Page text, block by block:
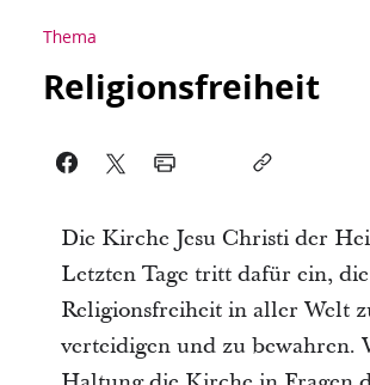
Thema
Religionsfreiheit
Die Kirche Jesu Christi der
Letzten Tage tritt dafür ein, die
Religionsfreiheit in aller Welt
verteidigen und zu bewahren.